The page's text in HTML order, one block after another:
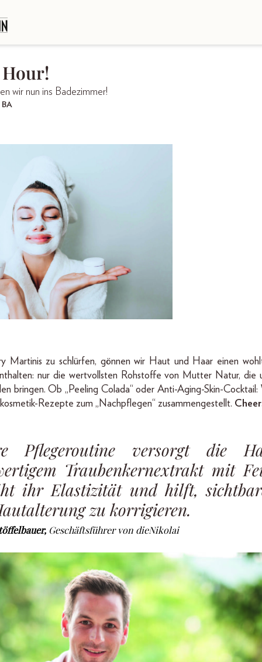
wir nun ins Badezimmer!
BA
Martinis zu schlürfen, gönnen wir Haut und Haar einen
nur die wertvollsten Rohstoffe von Mutter Natur, die
bringen. Ob „Peeling Colada“ oder Anti-Aging-Skin-Cocktail:
Rezepte zum „Nachpflegen“ zusammengestellt.
Pflegeroutine versorgt die
Traubenkernextrakt mit
ihr Elastizität und hilft,
zu korrigieren.
Geschäftsführer von dieNikolai